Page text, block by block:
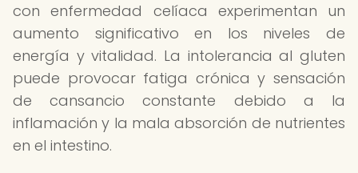
con enfermedad celíaca experimentan un
aumento significativo en los niveles de
energía y vitalidad. La intolerancia al gluten
puede provocar fatiga crónica y sensación
de cansancio constante debido a la
inflamación y la mala absorción de nutrientes
en el intestino.